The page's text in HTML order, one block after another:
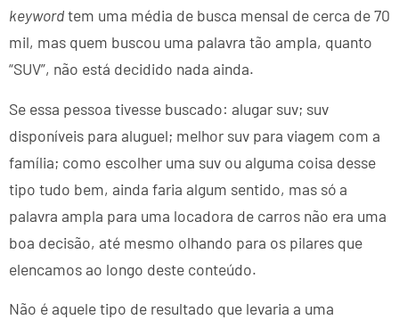
keywordtem uma média de busca mensal de cerca de 70
mil, mas quem buscou uma palavra tão ampla, quanto
“SUV”, não está decidido nada ainda.
Se essa pessoa tivesse buscado: alugar suv; suv
disponíveis para aluguel; melhor suv para viagem com a
família; como escolher uma suv ou alguma coisa desse
tipo tudo bem, ainda faria algum sentido, mas só a
palavra ampla para uma locadora de carros não era uma
boa decisão, até mesmo olhando para os pilares que
elencamos ao longo deste conteúdo.
Não é aquele tipo de resultado que levaria a uma